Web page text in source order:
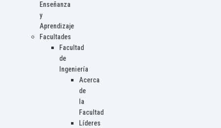
Enseñanza
y
Aprendizaje
Facultades
Facultad
de
Ingeniería
Acerca
de
la
Facultad
Líderes